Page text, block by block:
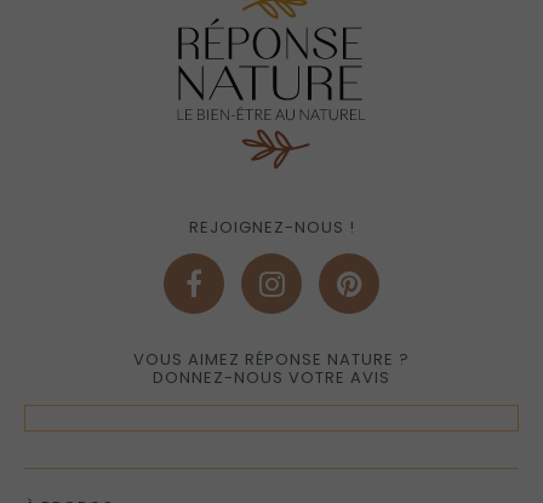
REJOIGNEZ-NOUS !
VOUS AIMEZ RÉPONSE NATURE ?
DONNEZ-NOUS VOTRE AVIS